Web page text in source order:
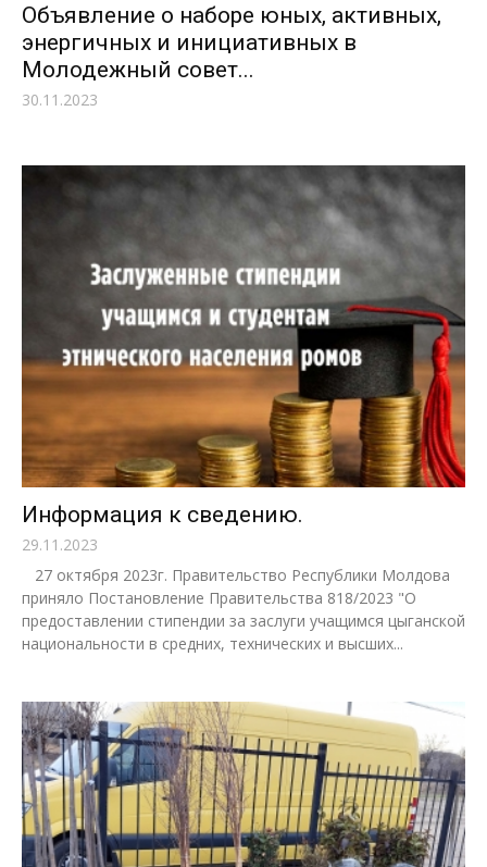
Объявление о наборе юных, активных,
энергичных и инициативных в
Молодежный совет...
30.11.2023
Информация к сведению.
29.11.2023
27 октября 2023г. Правительство Республики Молдова
приняло Постановление Правительства 818/2023 "О
предоставлении стипендии за заслуги учащимся цыганской
национальности в средних, технических и высших...